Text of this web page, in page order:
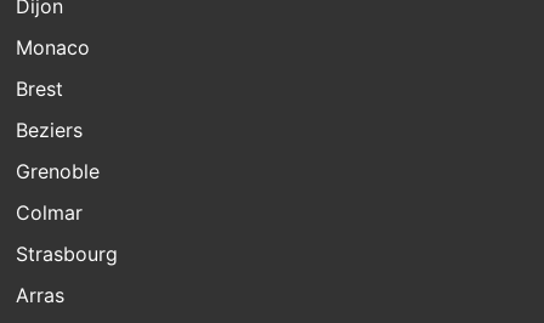
Dijon
Monaco
Brest
Beziers
Grenoble
Colmar
Strasbourg
Arras